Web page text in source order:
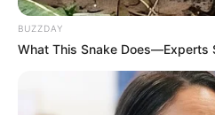
BUZZDAY
What This Snake Does—Experts